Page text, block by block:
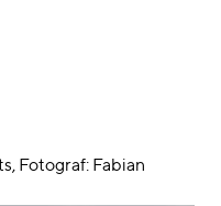
Fotograf: Fabian